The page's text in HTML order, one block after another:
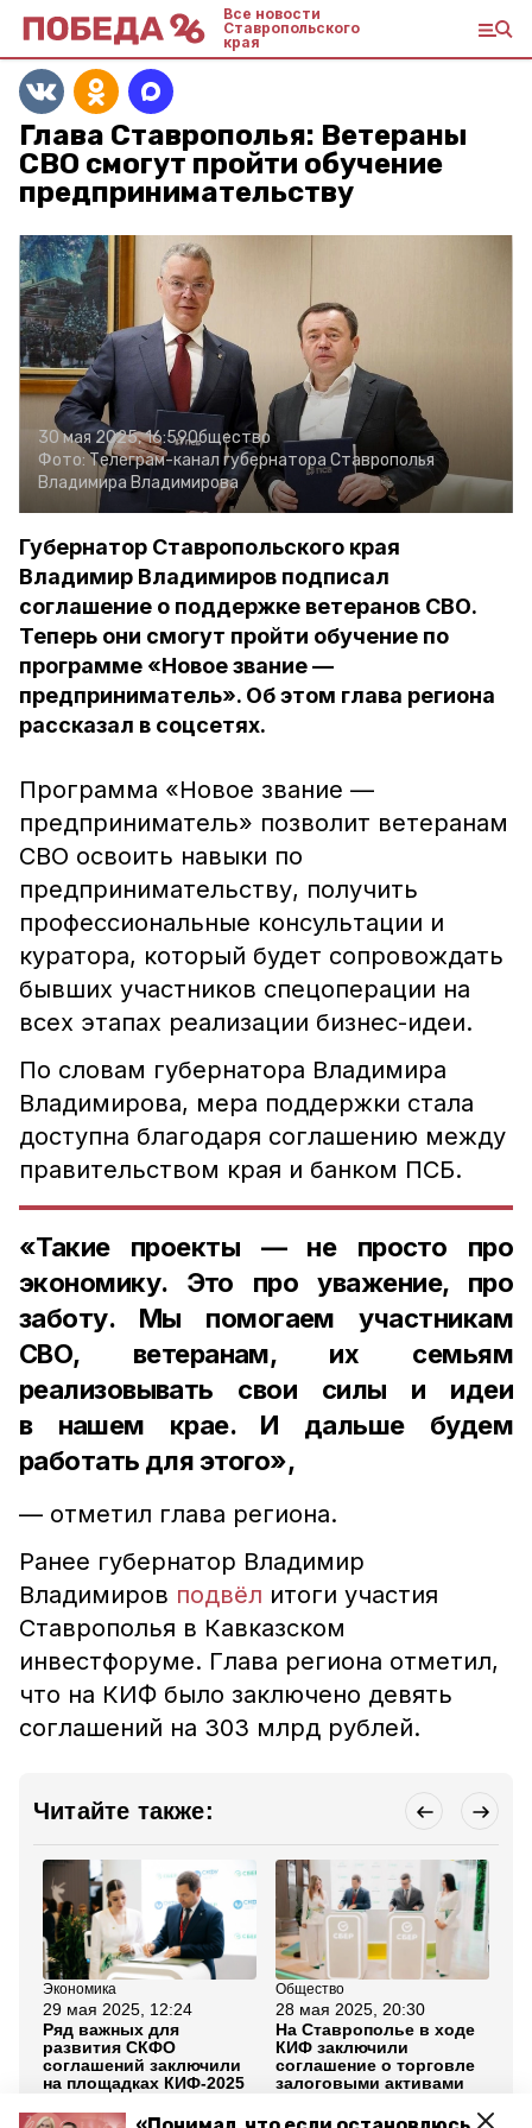
Все новости
Ставропольского
края
Глава Ставрополья: Ветераны
СВО смогут пройти обучение
предпринимательству
30 мая 2025, 16:59Общество
Фото:Телеграм-канал губернатора Ставрополья
Владимира Владимирова
Губернатор Ставропольского края
Владимир Владимиров подписал
соглашение о поддержке ветеранов СВО.
Теперь они смогут пройти обучение по
программе «Новое звание —
предприниматель». Об этом глава региона
рассказал в соцсетях.
Программа «Новое звание —
предприниматель» позволит ветеранам
СВО освоить навыки по
предпринимательству, получить
профессиональные консультации и
куратора, который будет сопровождать
бывших участников спецоперации на
всех этапах реализации бизнес-идеи.
По словам губернатора Владимира
Владимирова, мера поддержки стала
доступна благодаря соглашению между
правительством края и банком ПСБ.
«Такие проекты — не просто про
экономику. Это про уважение, про
заботу. Мы помогаем участникам
СВО, ветеранам, их семьям
реализовывать свои силы и идеи
в нашем крае. И дальше будем
работать для этого»,
— отметил глава региона.
Ранее губернатор Владимир
Владимиров подвёл итоги участия
Ставрополья в Кавказском
инвестфоруме. Глава региона отметил,
что на КИФ было заключено девять
соглашений на 303 млрд рублей.
Читайте также:
Экономика
29 мая 2025, 12:24
Ряд важных для
развития СКФО
соглашений заключили
на площадках КИФ-2025
Общество
28 мая 2025, 20:30
На Ставрополье в ходе
КИФ заключили
соглашение о торговле
залоговыми активами